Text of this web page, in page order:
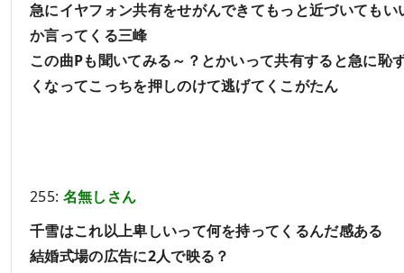
急にイヤフォン共有をせがんできてもっと近づいてもい
か言ってくる三峰
この曲Pも聞いてみる～？とかいって共有すると急に恥
くなってこっちを押しのけて逃げてくこがたん
255: 名無しさん
千雪はこれ以上卑しいって何を持ってくるんだ感ある
結婚式場の広告に2人で映る？